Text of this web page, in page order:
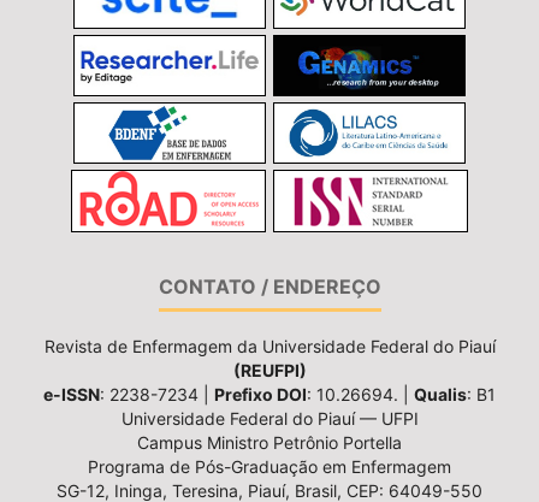
CONTATO / ENDEREÇO
Revista de Enfermagem da Universidade Federal do Piauí
(REUFPI)
e-ISSN: 2238-7234 | Prefixo DOI: 10.26694. | Qualis: B1
Universidade Federal do Piauí — UFPI
Campus Ministro Petrônio Portella
Programa de Pós-Graduação em Enfermagem
SG-12, Ininga, Teresina, Piauí, Brasil, CEP: 64049-550